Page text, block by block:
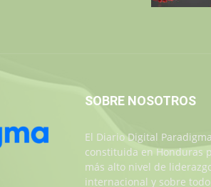
SOBRE NOSOTROS
El Diario Digital
constituida en Honduras
más alto nivel de
internacional y sobre